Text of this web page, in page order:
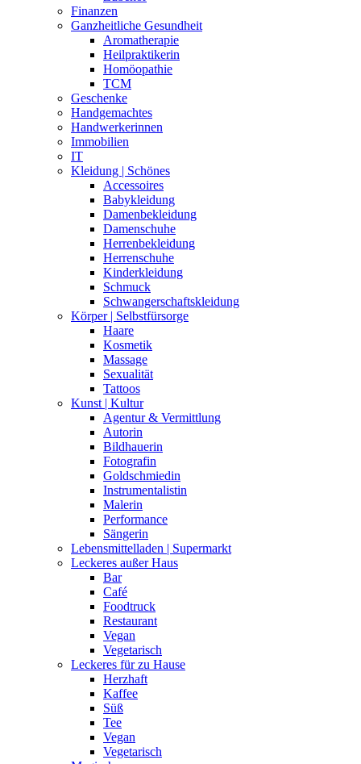
Finanzen
Ganzheitliche Gesundheit
Aromatherapie
Heilpraktikerin
Homöopathie
TCM
Geschenke
Handgemachtes
Handwerkerinnen
Immobilien
IT
Kleidung | Schönes
Accessoires
Babykleidung
Damenbekleidung
Damenschuhe
Herrenbekleidung
Herrenschuhe
Kinderkleidung
Schmuck
Schwangerschaftskleidung
Körper | Selbstfürsorge
Haare
Kosmetik
Massage
Sexualität
Tattoos
Kunst | Kultur
Agentur & Vermittlung
Autorin
Bildhauerin
Fotografin
Goldschmiedin
Instrumentalistin
Malerin
Performance
Sängerin
Lebensmittelladen | Supermarkt
Leckeres außer Haus
Bar
Café
Foodtruck
Restaurant
Vegan
Vegetarisch
Leckeres für zu Hause
Herzhaft
Kaffee
Süß
Tee
Vegan
Vegetarisch